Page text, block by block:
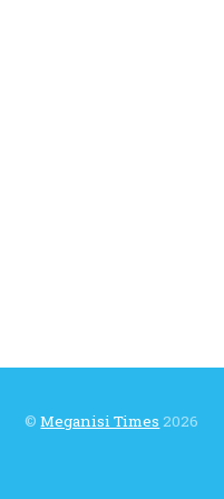
©Meganisi Times 2026